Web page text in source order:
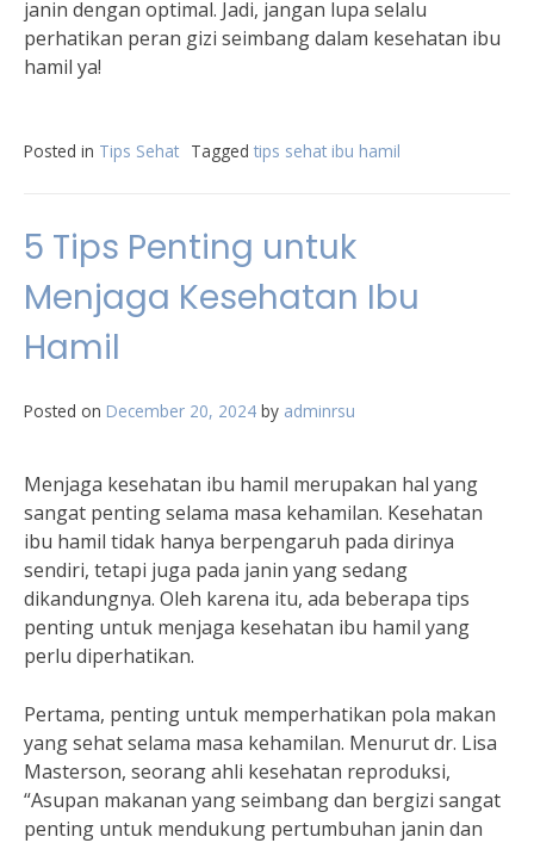
janin dengan optimal. Jadi, jangan lupa selalu
perhatikan peran gizi seimbang dalam kesehatan ibu
hamil ya!
Posted in Tips Sehat Tagged tips sehat ibu hamil
5 Tips Penting untuk
Menjaga Kesehatan Ibu
Hamil
Posted on December 20, 2024 by adminrsu
Menjaga kesehatan ibu hamil merupakan hal yang
sangat penting selama masa kehamilan. Kesehatan
ibu hamil tidak hanya berpengaruh pada dirinya
sendiri, tetapi juga pada janin yang sedang
dikandungnya. Oleh karena itu, ada beberapa tips
penting untuk menjaga kesehatan ibu hamil yang
perlu diperhatikan.
Pertama, penting untuk memperhatikan pola makan
yang sehat selama masa kehamilan. Menurut dr. Lisa
Masterson, seorang ahli kesehatan reproduksi,
“Asupan makanan yang seimbang dan bergizi sangat
penting untuk mendukung pertumbuhan janin dan